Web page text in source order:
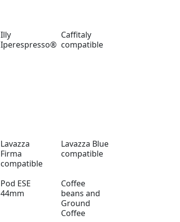
Illy
Iperespresso®
Caffitaly
compatible
Lavazza
Firma
compatible
Lavazza Blue
compatible
Pod ESE
44mm
Coffee
beans and
Ground
Coffee